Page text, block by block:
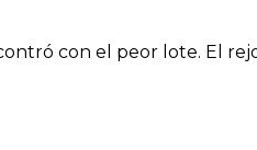
con el peor lote. El